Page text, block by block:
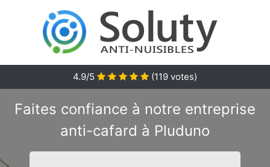
4.9/5 (119 votes)
Faites confiance à notre entreprise
anti-cafard à Pluduno